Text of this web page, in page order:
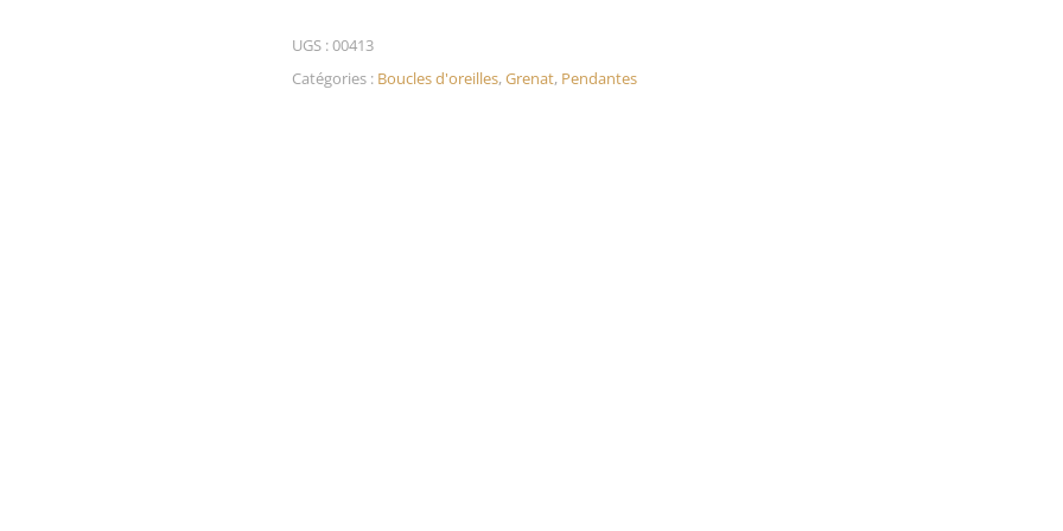
UGS :00413
Catégories : Boucles d'oreilles,Grenat, Pendantes